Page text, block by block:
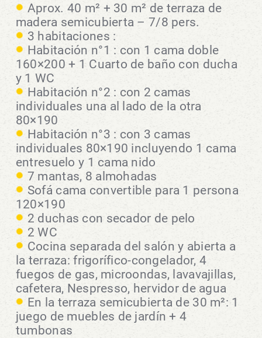
Aprox. 40 m² + 30 m² de terraza de
madera semicubierta – 7/8 pers.
3 habitaciones :
Habitación n°1 : con 1 cama doble
160×200 + 1 Cuarto de baño con ducha
y 1 WC
Habitación n°2 : con 2 camas
individuales una al lado de la otra
80×190
Habitación n°3 : con 3 camas
individuales 80×190 incluyendo 1 cama
entresuelo y 1 cama nido
7 mantas, 8 almohadas
Sofá cama convertible para 1 persona
120×190
2 duchas con secador de pelo
2 WC
Cocina separada del salón y abierta a
la terraza: frigorífico-congelador, 4
fuegos de gas, microondas, lavavajillas,
cafetera, Nespresso, hervidor de agua
En la terraza semicubierta de 30 m²: 1
juego de muebles de jardín + 4
tumbonas